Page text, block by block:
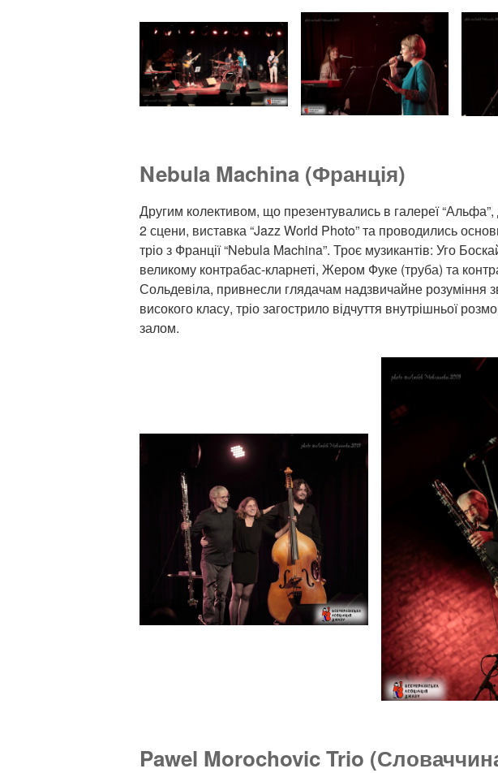
Nebula Machina (Франція)
Другим колективом, що презентувались в галереї
2 сцени, виставка “Jazz World Photo” та проводились
тріо з Франції “Nebula Machina”. Троє музикантів: Уго
великому контрабас-кларнеті, Жером Фуке (труба) та
Сольдевіла, привнесли глядачам надзвичайне розуміння
високого класу, тріо загострило відчуття внутрішньої
залом.
Pawel Morochovic Trio